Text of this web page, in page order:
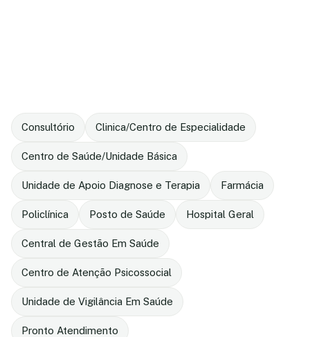
Consultório Clinica/Centro de Especialidade
Centro de Saúde/Unidade Básica
Unidade de Apoio Diagnose e Terapia Farmácia
Policlínica Posto de Saúde Hospital Geral
Central de Gestão Em Saúde
Centro de Atenção Psicossocial
Unidade de Vigilância Em Saúde
Pronto Atendimento